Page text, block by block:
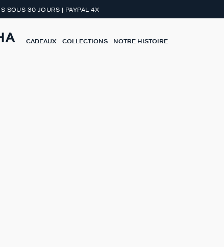
SOUS 30 JOURS | PAYPAL 4X
CADEAUX COLLECTIONS NOTRE HISTOIRE